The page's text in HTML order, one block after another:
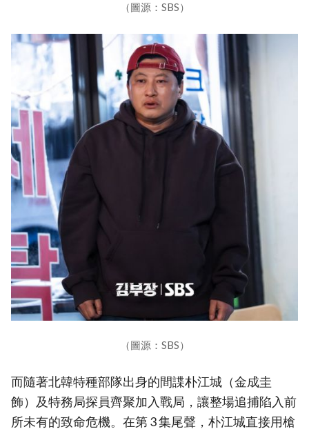
（圖源：SBS）
（圖源：SBS）
而隨著北韓特種部隊出身的間諜朴江城（金成圭
飾）及特務局探員齊聚加入戰局，讓整場追捕陷入前
所未有的致命危機。在第 3 集尾聲，朴江城直接用槍